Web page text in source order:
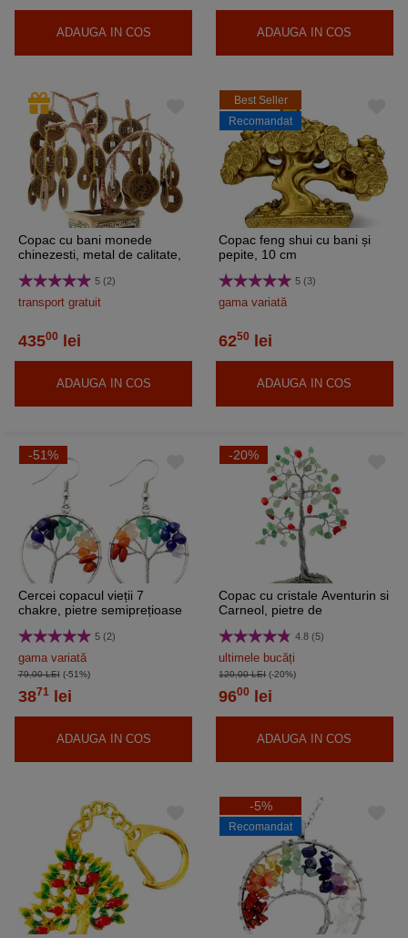
ADAUGA IN COS ADAUGA IN COS
Copac cu bani monede
chinezesti, metal de calitate,
5 (2)
transport gratuit
43500 lei
ADAUGA IN COS
Best Seller
Recomandat
Copac feng shui cu bani și
pepite, 10 cm
5 (3)
gama variată
6250 lei
ADAUGA IN COS
-51%
Cercei copacul vieții 7
chakre, pietre semiprețioase
5 (2)
gama variată
79,00 LEI(-51%)
3871lei
ADAUGA IN COS
-20%
Copac cu cristale Aventurin si
Carneol, pietre de
naturala, handmade 14 cm
verde cu rosu
4.8 (5)
ultimele bucăți
120,00 LEI(-20%)
9600 lei
ADAUGA IN COS
-5%
Recomandat